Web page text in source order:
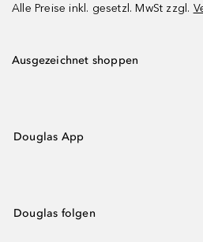
Alle Preise inkl. gesetzl. MwSt zzgl.
Ausgezeichnet shoppen
Douglas App
Douglas folgen